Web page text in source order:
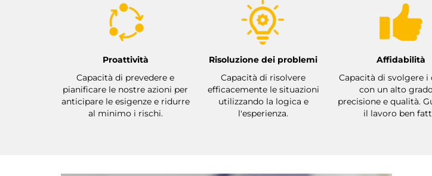
Proattività
Capacità di prevedere e
pianificare le nostre azioni per
anticipare le esigenze e ridurre
al minimo i rischi.
Risoluzione dei problemi
Capacità di risolvere
efficacemente le situazioni
utilizzando la logica e
l'esperienza.
Affidabilità
Capacità di svolgere
con un alto
precisione e qualità.
il lavoro ben